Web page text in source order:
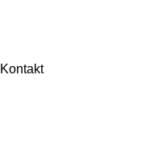
Kontakt